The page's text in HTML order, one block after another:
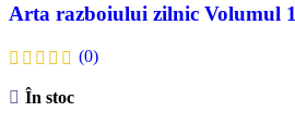
Arta razboiului zilnic Volumul 1
(0)
În stoc